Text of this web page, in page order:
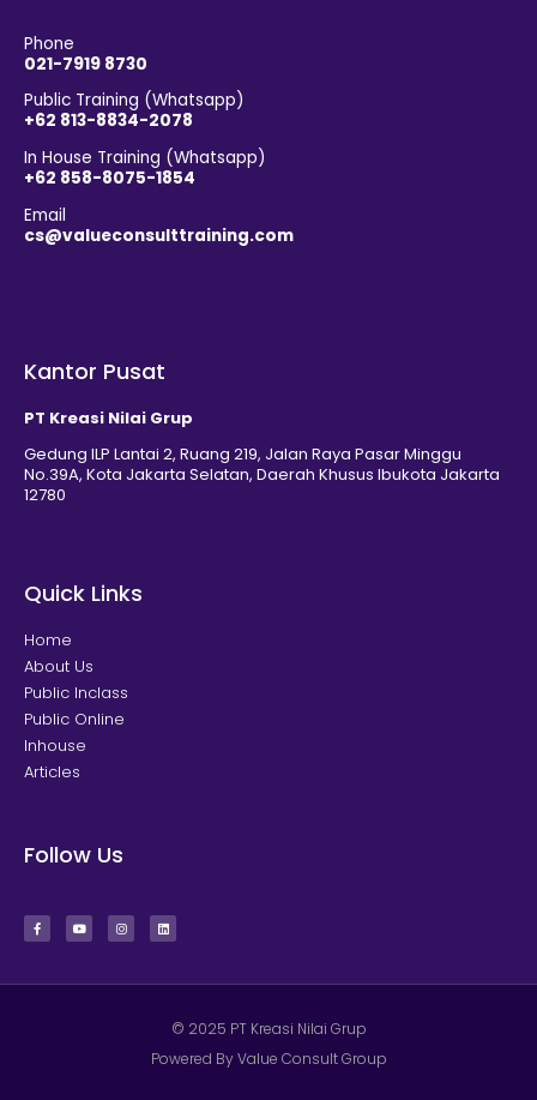
Phone
021-7919 8730
Public Training (Whatsapp)
+62 813-8834-2078
In House Training (Whatsapp)
+62 858-8075-1854
Email
cs@valueconsulttraining.com
Kantor Pusat
PT Kreasi Nilai Grup
Gedung ILP Lantai 2, Ruang 219, Jalan Raya Pasar Minggu
No.39A, Kota Jakarta Selatan, Daerah Khusus Ibukota Jakarta
12780
Quick Links
Home
About Us
Public Inclass
Public Online
Inhouse
Articles
Follow Us
© 2025 PT Kreasi Nilai Grup
Powered By Value Consult Group